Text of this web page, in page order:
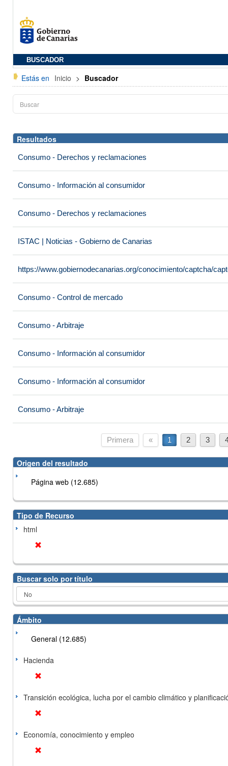
BUSCADOR
Estás en Inicio > Buscador
Resultados
Consumo - Derechos y reclamaciones
Consumo - Información al consumidor
Consumo - Derechos y reclamaciones
ISTAC | Noticias - Gobierno de Canarias
https://www.gobiernodecanarias.org/conocimiento/captcha/
Consumo - Control de mercado
Consumo - Arbitraje
Consumo - Información al consumidor
Consumo - Información al consumidor
Consumo - Arbitraje
Primera « 1 2 3
Origen del resultado
Página web (12.685)
Tipo de Recurso
html
Buscar solo por título
Ámbito
General (12.685)
Hacienda
Transición ecológica, lucha por el cambio climático y
Economía, conocimiento y empleo